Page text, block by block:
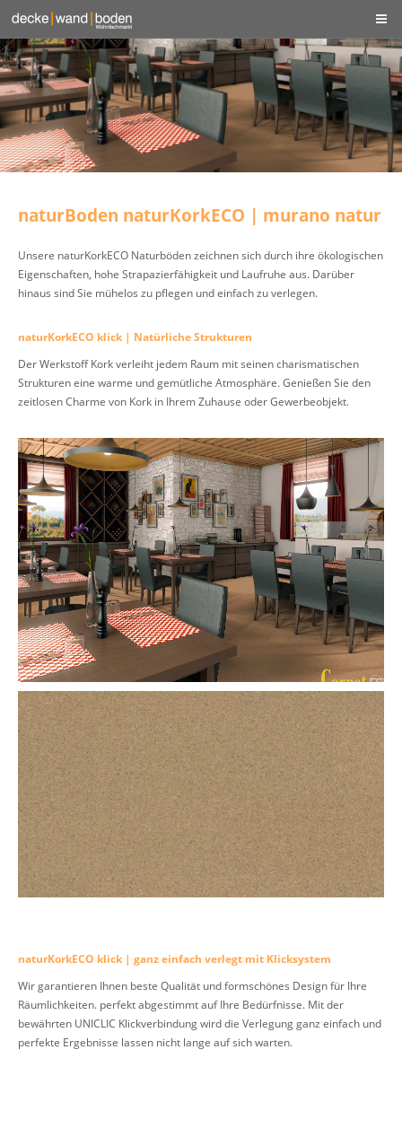
naturBoden naturKorkECO | murano natur
Unsere naturKorkECO Naturböden zeichnen sich durch ihre ökologischen
Eigenschaften, hohe Strapazierfähigkeit und Laufruhe aus. Darüber
hinaus sind Sie mühelos zu pflegen und einfach zu verlegen.
naturKorkECO klick | Natürliche Strukturen
Der Werkstoff Kork verleiht jedem Raum mit seinen charismatischen
Strukturen eine warme und gemütliche Atmosphäre. Genießen Sie den
zeitlosen Charme von Kork in Ihrem Zuhause oder Gewerbeobjekt.
naturKorkECO klick | ganz einfach verlegt mit Klicksystem
Wir garantieren Ihnen beste Qualität und formschönes Design für Ihre
Räumlichkeiten. perfekt abgestimmt auf Ihre Bedürfnisse. Mit der
bewährten UNICLIC Klickverbindung wird die Verlegung ganz einfach und
perfekte Ergebnisse lassen nicht lange auf sich warten.